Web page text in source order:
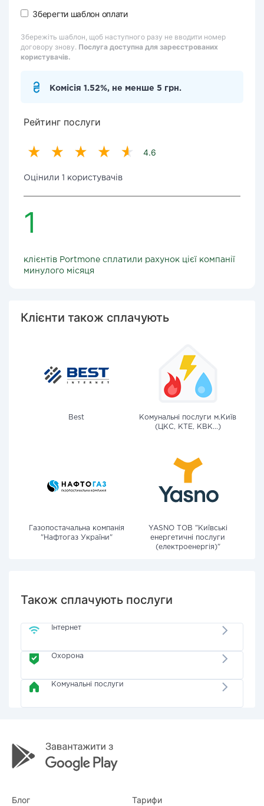
Зберегти шаблон оплати
Збережіть шаблон, щоб наступного разу не вводити номер
договору знову. Послуга доступна для зареєстрованих
користувачів.
Комісія 1.52%, не менше 5 грн.
Рейтинг послуги
4.6
Оцінили 1 користувачів
1
клієнтів Portmone сплатили рахунок цієї компанії
минулого місяця
Клієнти також сплачують
Best
Комунальні послуги м.Київ
(ЦКС, КТЕ, КВК...)
Газопостачальна компанія
"Нафтогаз України"
YASNO ТОВ "Київські
енергетичні послуги
(електроенергія)"
Також сплачують послуги
Інтернет
Охорона
Комунальні послуги
Блог Тарифи